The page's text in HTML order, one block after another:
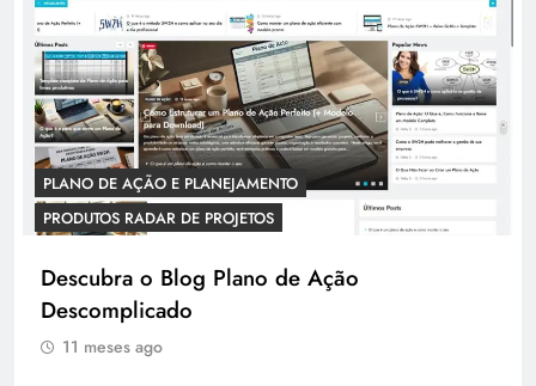
PLANO DE AÇÃO E PLANEJAMENTO
PRODUTOS RADAR DE PROJETOS
Descubra o Blog Plano de Ação
Descomplicado
11 meses ago